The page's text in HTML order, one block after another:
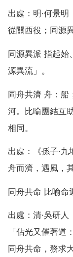
出處：明·何景
從關西役；同源
同源異派 指起始
源異流」。
同舟共濟 舟：船
河。比喻團結互
相同。
出處：《孫子·
舟而濟，遇風，
同舟共命 比喻命
出處：清·吳研人
「佔光又催著道
同舟共命，務求